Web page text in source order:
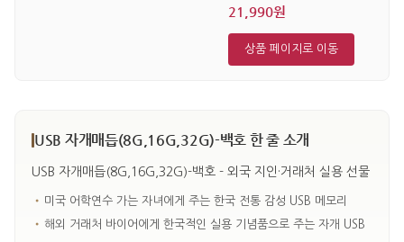
21,990원
상품 페이지로 이동
USB 자개매듭(8G,16G,32G)-백호 한 줄 소개
USB 자개매듭(8G,16G,32G)-백호 - 외국 지인·거래처 실용 선물
• 미국 어학연수 가는 자녀에게 주는 한국 전통 감성 USB 메모리
• 해외 거래처 바이어에게 한국적인 실용 기념품으로 주는 자개 USB